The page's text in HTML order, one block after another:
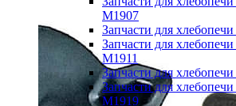
M1907
Запчасти для
Запчасти для
M1911
Запчасти для
Запчасти для
M1919